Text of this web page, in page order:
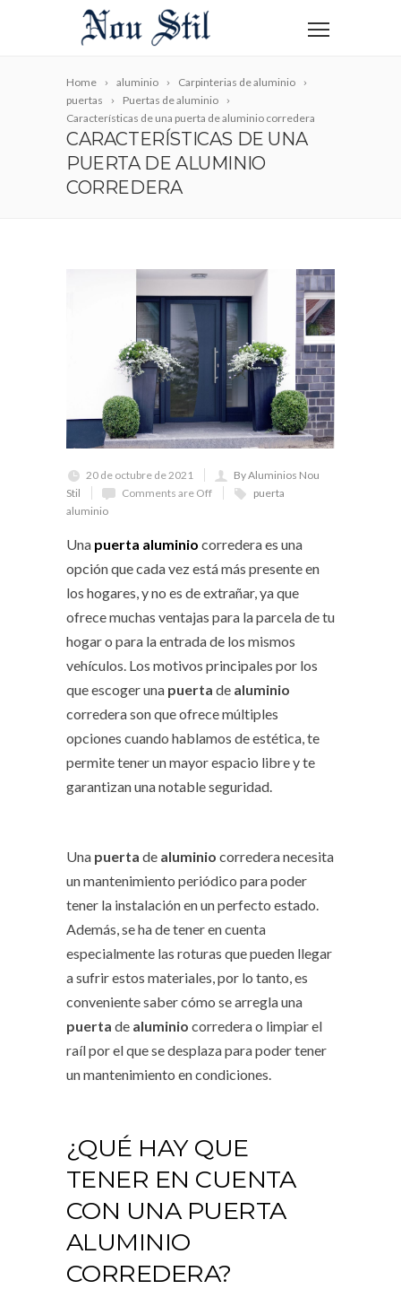
Home aluminio
Carpinterias de aluminio
puertas
Puertas de aluminio
Características de una puerta de aluminio corredera
CARACTERÍSTICAS DE UNA
PUERTA DE ALUMINIO
CORREDERA
20 de octubre de 2021
By Aluminios Nou
Stil
Comments are Off
puerta
aluminio
Una puerta aluminio corredera es una
opción que cada vez está más presente en
los hogares, y no es de extrañar, ya que
ofrece muchas ventajas para la parcela de tu
hogar o para la entrada de los mismos
vehículos. Los motivos principales por los
que escoger una puerta de aluminio
corredera son que ofrece múltiples
opciones cuando hablamos de estética, te
permite tener un mayor espacio libre y te
garantizan una notable seguridad.
Una puerta de aluminio corredera necesita
un mantenimiento periódico para poder
tener la instalación en un perfecto estado.
Además, se ha de tener en cuenta
especialmente las roturas que pueden llegar
a sufrir estos materiales, por lo tanto, es
conveniente saber cómo se arregla una
puerta de aluminio corredera o limpiar el
raíl por el que se desplaza para poder tener
un mantenimiento en condiciones.
¿QUÉ HAY QUE
TENER EN CUENTA
CON UNA PUERTA
ALUMINIO
CORREDERA?